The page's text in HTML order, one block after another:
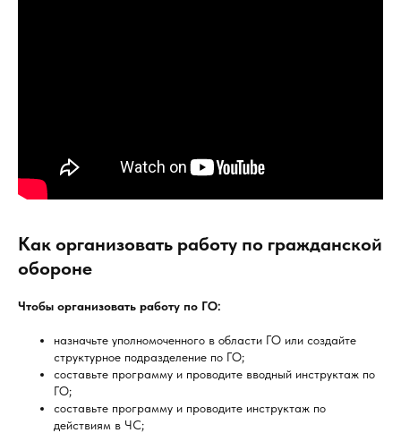
Как организовать работу по гражданской
обороне
Чтобы организовать работу по ГО:
назначьте уполномоченного в области ГО или создайте
структурное подразделение по ГО;
составьте программу и проводите вводный инструктаж по
ГО;
составьте программу и проводите инструктаж по
действиям в ЧС;